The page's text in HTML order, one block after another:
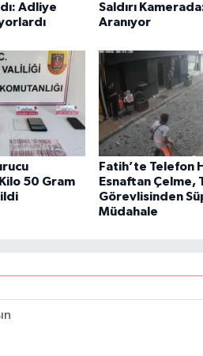
Adliye
Saldırı
Aranıyor
50 Gram
Fatih’te Telefon
Esnaftan Çelme,
Görevlisinden
Müdahale